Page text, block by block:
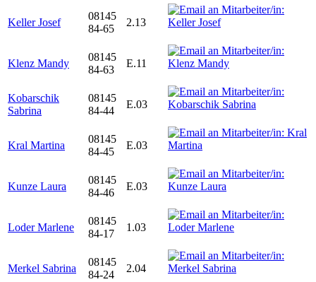
Keller Josef
08145
84-65
2.13
Klenz Mandy
08145
84-63
E.11
Kobarschik
Sabrina
08145
84-44
E.03
Kral Martina
08145
84-45
E.03
Kunze Laura
08145
84-46
E.03
Loder Marlene
08145
84-17
1.03
Merkel Sabrina
08145
84-24
2.04